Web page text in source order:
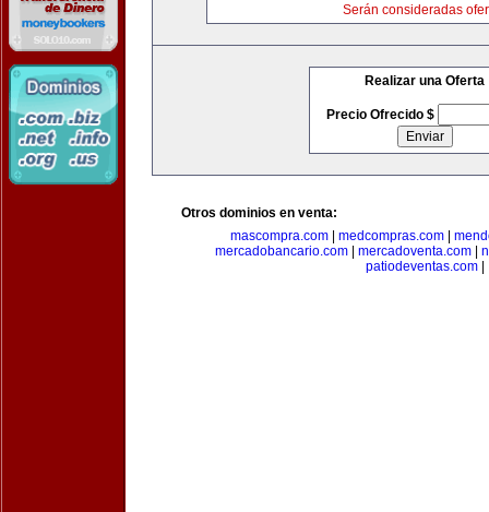
Serán consideradas
Realizar una Oferta
Precio Ofrecido $
Otros dominios en venta:
mascompra.com| medcompras.com|
mercadobancario.com| mercadoventa.com|
patiodeventas.com|